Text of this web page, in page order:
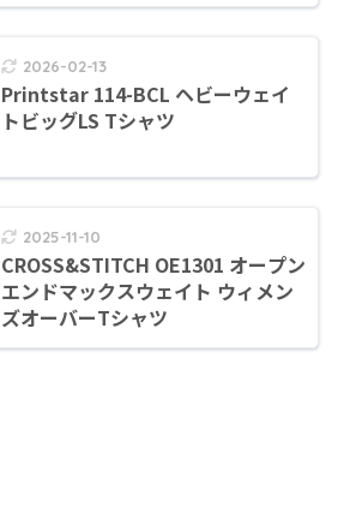
2026-02-13
Printstar 114-BCL ヘビーウェイ
トビッグLS Tシャツ
2025-11-10
CROSS&STITCH OE1301 オープン
エンドマックスウェイト ウィメン
ズオーバーTシャツ